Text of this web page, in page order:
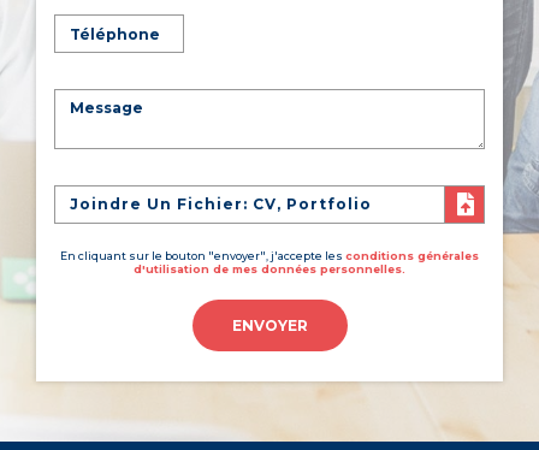
Joindre Un Fichier: CV, Portfolio
En cliquant sur le bouton "envoyer", j'accepte les conditions générales
d'utilisation de mes données personnelles.
ENVOYER